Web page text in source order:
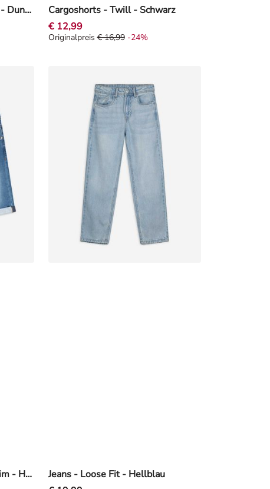
Jeans - Regulierbarer Saum - Dunkelblau
Cargoshorts - Twill - Schwarz
€ 12,99
Originalpreis € 16,99, Rabat -24%
Originalpreis € 16,99 -24%
Jeansshorts - light blue denim - Hellblau
Jeans - Loose Fit - Hellblau